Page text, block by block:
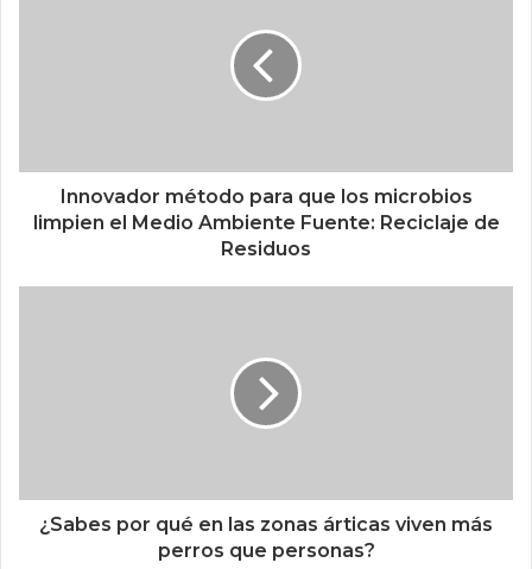
Innovador método para que los microbios
limpien el Medio Ambiente Fuente: Reciclaje de
Residuos
¿Sabes por qué en las zonas árticas viven más
perros que personas?